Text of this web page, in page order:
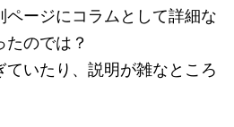
ページにコラムとして詳細な
のでは？
ていたり、説明が雑なところ